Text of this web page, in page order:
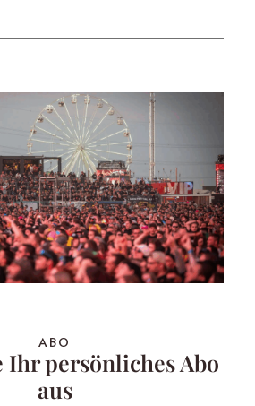
ABO
Ihr persönliches Abo
aus